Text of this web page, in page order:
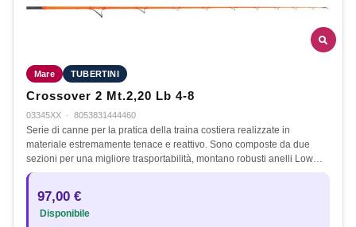
Mare TUBERTINI
Crossover 2 Mt.2,20 Lb 4-8
03345XX · 8053831444460
Serie di canne per la pratica della traina costiera realizzate in
materiale estremamente tenace e reattivo. Sono composte da due
sezioni per una migliore trasportabilità, montano robusti anelli Low…
97,00 €
Disponibile